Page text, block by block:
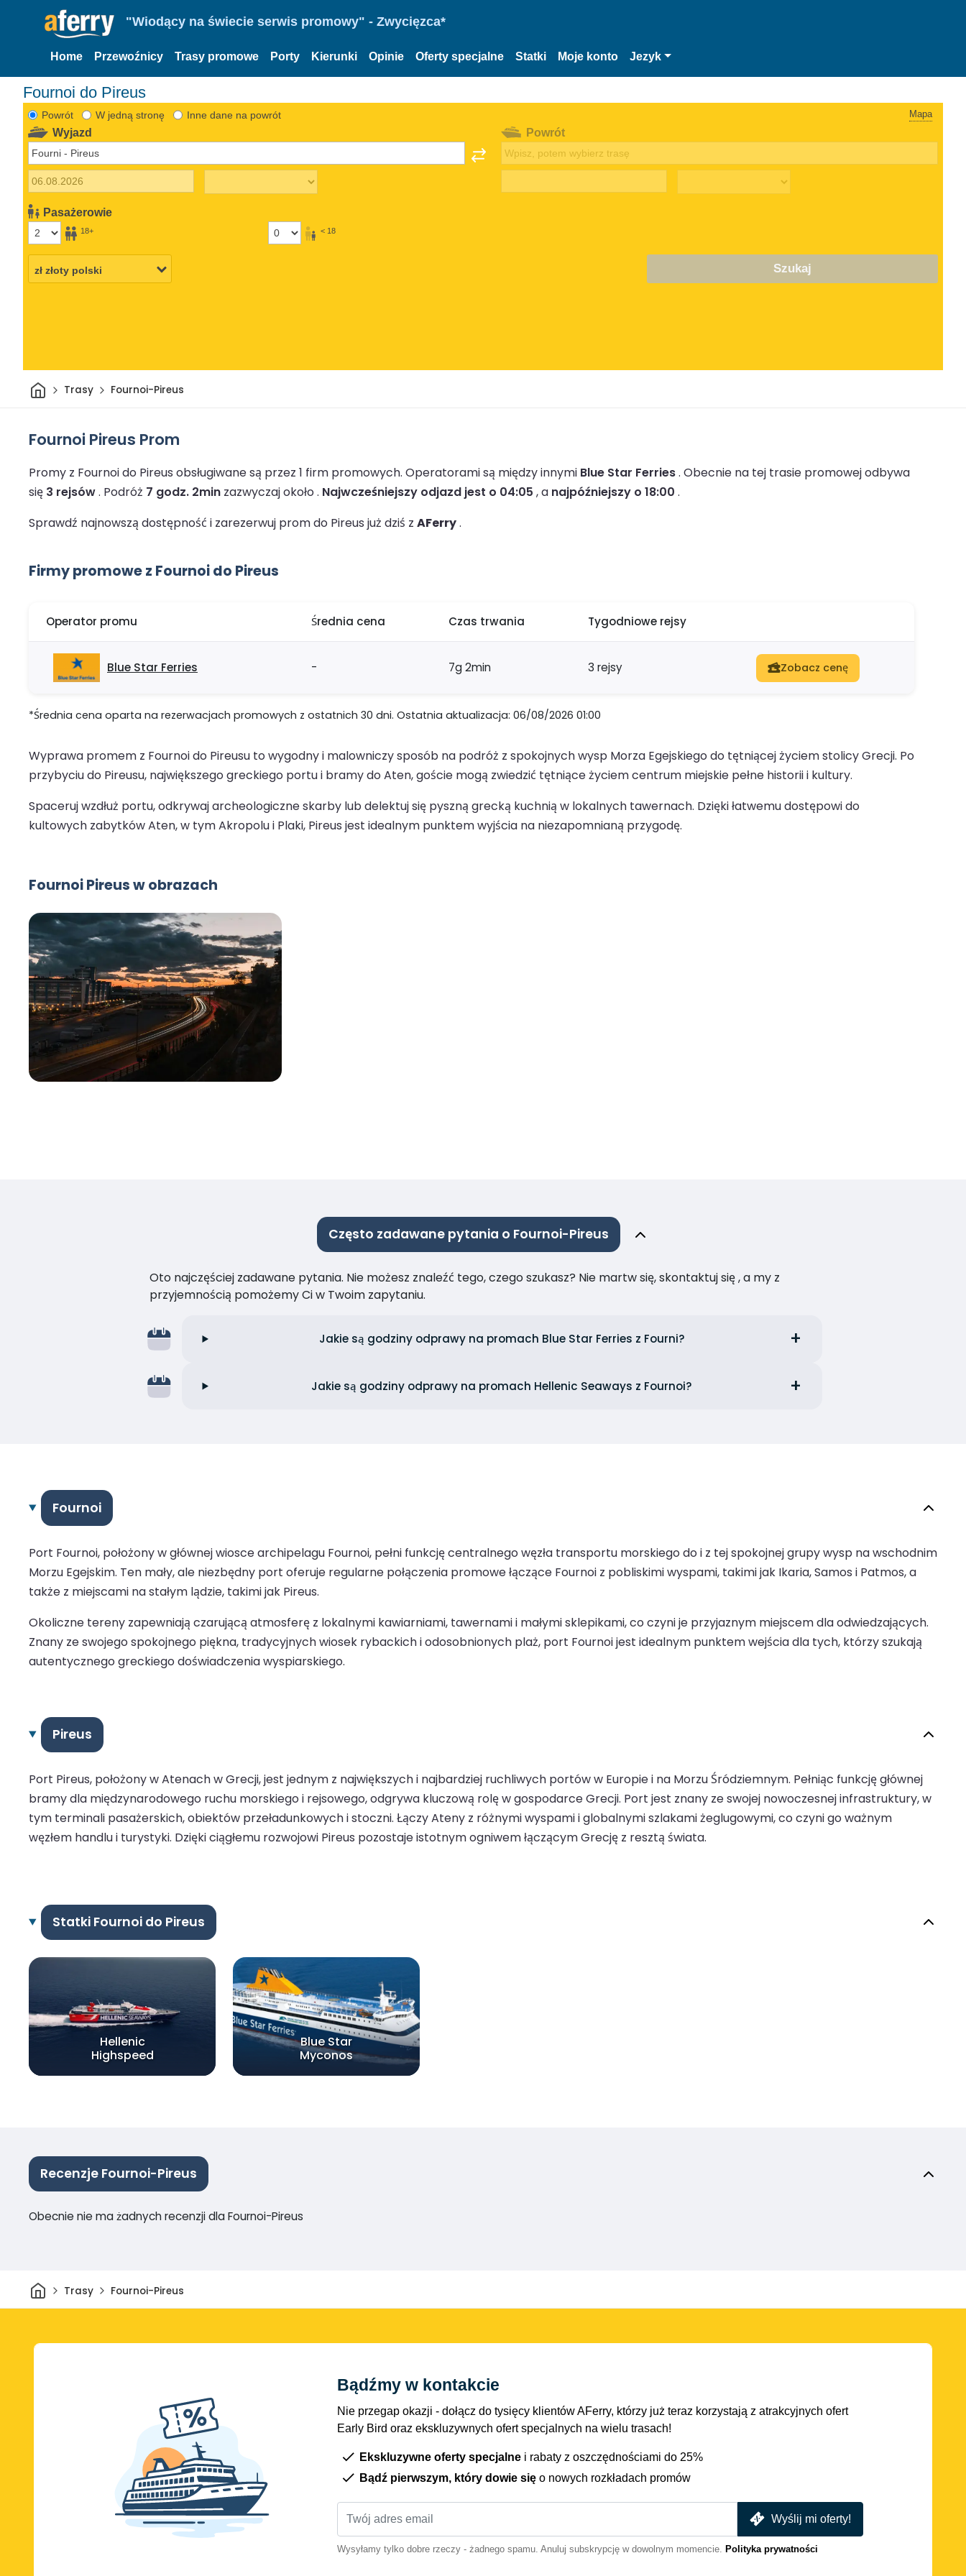
"Wiodący na świecie serwis promowy" - Zwycięzca*
Home Przewoźnicy Trasy promowe Porty Kierunki Opinie Oferty specjalne Statki Moje konto Jezyk
Fournoi do Pireus
Powrót W jedną stronę Inne dane na powrót Mapa
Wyjazd
Pasażerowie
18+ < 18
Powrót
Szukaj
DomTrasy Fournoi-Pireus
Fournoi Pireus Prom
Promy z Fournoi do Pireus obsługiwane są przez 1 firm promowych. Operatorami są między innymi Blue Star Ferries. Obecnie na tej trasie promowej odbywa
się 3 rejsów. Podróż 7 godz. 2min zazwyczaj około . Najwcześniejszy odjazd jest o 04:05 , a najpóźniejszy o 18:00 .
Sprawdź najnowszą dostępność i zarezerwuj prom do Pireus już dziś z AFerry.
Firmy promowe z Fournoi do Pireus
Operator promu Średnia cena Czas trwania Tygodniowe rejsy
Blue Star Ferries - 7g 2min 3 rejsy Zobacz cenę
*Średnia cena oparta na rezerwacjach promowych z ostatnich 30 dni. Ostatnia aktualizacja: 06/08/2026 01:00
Wyprawa promem z Fournoi do Pireusu to wygodny i malowniczy sposób na podróż z spokojnych wysp Morza Egejskiego do tętniącej życiem stolicy Grecji. Po
przybyciu do Pireusu, największego greckiego portu i bramy do Aten, goście mogą zwiedzić tętniące życiem centrum miejskie pełne historii i kultury.
Spaceruj wzdłuż portu, odkrywaj archeologiczne skarby lub delektuj się pyszną grecką kuchnią w lokalnych tawernach. Dzięki łatwemu dostępowi do
kultowych zabytków Aten, w tym Akropolu i Plaki, Pireus jest idealnym punktem wyjścia na niezapomnianą przygodę.
Fournoi Pireus w obrazach
Często zadawane pytania o Fournoi-Pireus
Oto najczęściej zadawane pytania. Nie możesz znaleźć tego, czego szukasz? Nie martw się, skontaktuj się , a my z
przyjemnością pomożemy Ci w Twoim zapytaniu.
Jakie są godziny odprawy na promach Blue Star Ferries z Fourni?
Jakie są godziny odprawy na promach Hellenic Seaways z Fournoi?
Fournoi
Port Fournoi, położony w głównej wiosce archipelagu Fournoi, pełni funkcję centralnego węzła transportu morskiego do i z tej spokojnej grupy wysp na wschodnim
Morzu Egejskim. Ten mały, ale niezbędny port oferuje regularne połączenia promowe łączące Fournoi z pobliskimi wyspami, takimi jak Ikaria, Samos i Patmos, a
także z miejscami na stałym lądzie, takimi jak Pireus.
Okoliczne tereny zapewniają czarującą atmosferę z lokalnymi kawiarniami, tawernami i małymi sklepikami, co czyni je przyjaznym miejscem dla odwiedzających.
Znany ze swojego spokojnego piękna, tradycyjnych wiosek rybackich i odosobnionych plaż, port Fournoi jest idealnym punktem wejścia dla tych, którzy szukają
autentycznego greckiego doświadczenia wyspiarskiego.
Pireus
Port Pireus, położony w Atenach w Grecji, jest jednym z największych i najbardziej ruchliwych portów w Europie i na Morzu Śródziemnym. Pełniąc funkcję głównej
bramy dla międzynarodowego ruchu morskiego i rejsowego, odgrywa kluczową rolę w gospodarce Grecji. Port jest znany ze swojej nowoczesnej infrastruktury, w
tym terminali pasażerskich, obiektów przeładunkowych i stoczni. Łączy Ateny z różnymi wyspami i globalnymi szlakami żeglugowymi, co czyni go ważnym
węzłem handlu i turystyki. Dzięki ciągłemu rozwojowi Pireus pozostaje istotnym ogniwem łączącym Grecję z resztą świata.
Statki Fournoi do Pireus
Hellenic
Highspeed
Blue Star
Myconos
Recenzje Fournoi-Pireus
Obecnie nie ma żadnych recenzji dla Fournoi-Pireus
DomTrasy Fournoi-Pireus
Bądźmy w kontakcie
Nie przegap okazji - dołącz do tysięcy klientów AFerry, którzy już teraz korzystają z atrakcyjnych ofert
Early Bird oraz ekskluzywnych ofert specjalnych na wielu trasach!
Ekskluzywne oferty specjalne i rabaty z oszczędnościami do 25%
Bądź pierwszym, który dowie się o nowych rozkładach promów
Wyślij mi oferty!
Wysyłamy tylko dobre rzeczy - żadnego spamu. Anuluj subskrypcję w dowolnym momencie. Polityka prywatności